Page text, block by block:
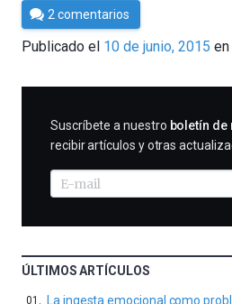
Por
César
Tomé
2 comentarios
Publicado el 10 de junio, 2015 en
SUSCRIBIRME
Suscríbete a nuestro boletín
recibir artículos y otras
ÚLTIMOS ARTÍCULOS
La ingesta emocional como